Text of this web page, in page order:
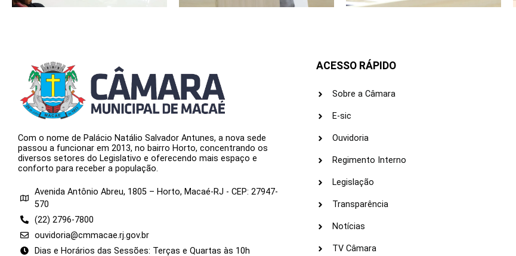
Com o nome de Palácio Natálio Salvador Antunes, a nova sede
passou a funcionar em 2013, no bairro Horto, concentrando os
diversos setores do Legislativo e oferecendo mais espaço e
conforto para receber a população.
Avenida Antônio Abreu, 1805 – Horto, Macaé-RJ - CEP: 27947-
570
(22) 2796-7800
ouvidoria@cmmacae.rj.gov.br
Dias e Horários das Sessões: Terças e Quartas às 10h
ACESSO RÁPIDO
Sobre a Câmara
E-sic
Ouvidoria
Regimento Interno
Legislação
Transparência
Notícias
TV Câmara